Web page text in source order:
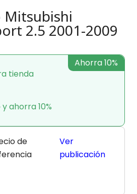
2.5 2001-2009
tienda
ahorra 10%
Ahorra 10%
de
Ver
publicación